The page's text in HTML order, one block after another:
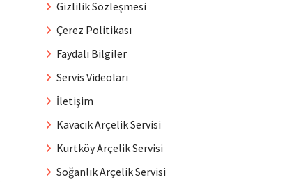
Gizlilik Sözleşmesi
Çerez Politikası
Faydalı Bilgiler
Servis Videoları
İletişim
Kavacık Arçelik Servisi
Kurtköy Arçelik Servisi
Soğanlık Arçelik Servisi